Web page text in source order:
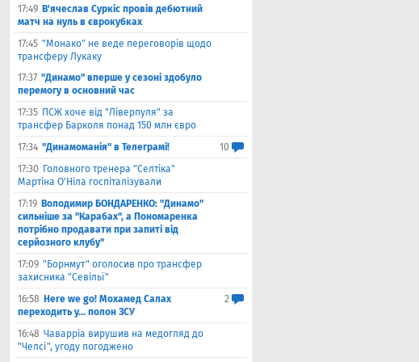
17:49 В'ячеслав Суркіс провів дебютний
матч на нуль в єврокубках
17:45 "Монако" не веде переговорів щодо
трансферу Лукаку
17:37 "Динамо" вперше у сезоні здобуло
перемогу в основний час
17:35 ПСЖ хоче від "Ліверпуля" за
трансфер Барколя понад 150 млн євро
17:34 "Динамоманія" в Телеграмі!
10
17:30 Головного тренера "Селтіка"
Мартіна О'Ніла госпіталізували
17:19 Володимир БОНДАРЕНКО: "Динамо"
сильніше за "Карабах", а Пономаренка
потрібно продавати при запиті від
серйозного клубу"
17:09 "Борнмут" оголосив про трансфер
захисника "Севільї"
16:58 Here we go! Мохамед Салах
переходить у... полон ЗСУ
2
16:48 Чаварріа вирушив на медогляд до
"Челсі", угоду погоджено